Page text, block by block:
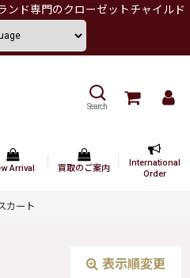
ンド専門のクローゼットチャイルド
Search
Arrival 買取のご案内
International
Order
カート
表示順変更